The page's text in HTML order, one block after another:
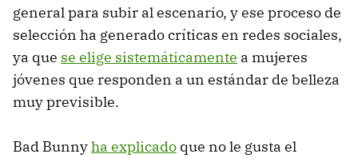
general para subir al escenario, y ese proceso de
selección ha generado críticas en redes sociales,
ya que se elige sistemáticamente a mujeres
jóvenes que responden a un estándar de belleza
muy previsible.
Bad Bunnyha explicado que no le gusta el